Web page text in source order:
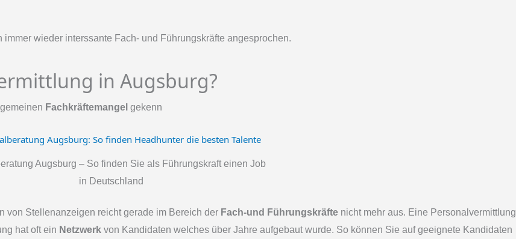
immer wieder interssante Fach- und Führungskräfte angesprochen.
in Augsburg?
Fachkräftemangel gekenn
Augsburg – So finden Sie als Führungskraft einen Job
in Deutschland
von Stellenanzeigen reicht gerade im Bereich der Fach-und Führungskräfte nicht mehr aus. Eine Personalvermittlung
hat oft ein Netzwerk von Kandidaten welches über Jahre aufgebaut wurde. So können Sie auf geeignete Kandidaten